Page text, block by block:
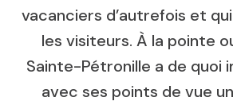
vacanciers d’autrefois et
les visiteurs. À la pointe
Sainte-Pétronille a de quoi
avec ses points de vue